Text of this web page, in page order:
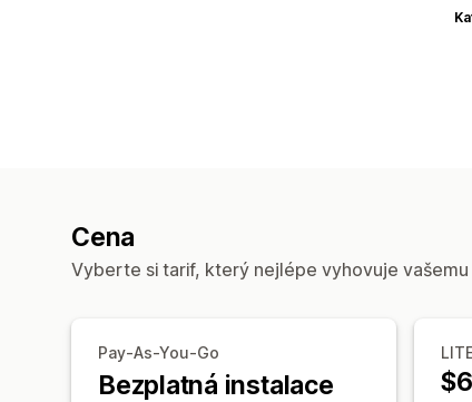
Cena
Vyberte si tarif, který nejlépe vyhovuje vašemu
Pay-As-You-Go
Bezplatná instalace